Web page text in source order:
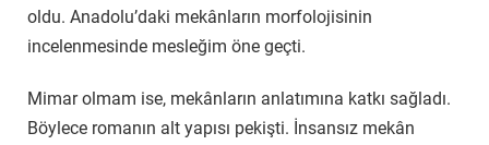
oldu. Anadolu’daki mekânların morfolojisinin
incelenmesinde mesleğim öne geçti.
Mimar olmam ise, mekânların anlatımına katkı sağladı.
Böylece romanın alt yapısı pekişti. İnsansız mekân